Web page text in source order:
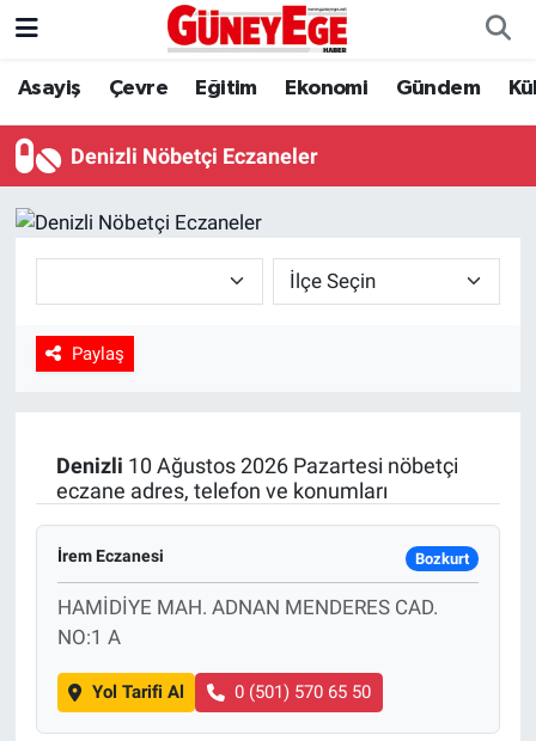
Asayiş Çevre Eğitim Ekonomi Gündem
Denizli Nöbetçi Eczaneler
Paylaş
Denizli 10 Ağustos 2026 Pazartesi nöbetçi
eczane adres, telefon ve konumları
İrem Eczanesi Bozkurt
HAMİDİYE MAH. ADNAN MENDERES CAD.
NO:1 A
Yol Tarifi Al 0 (501) 570 65 50
Asayiş
Çevre
Eğitim
Gündem
Magazin
Sağlık
Spor
Yaşam
İstanbul Hava Durumu
İstanbul Trafik Yoğunluk Haritası
Süper Lig Puan Durumu ve Fikstür
Son Dakika Haberleri